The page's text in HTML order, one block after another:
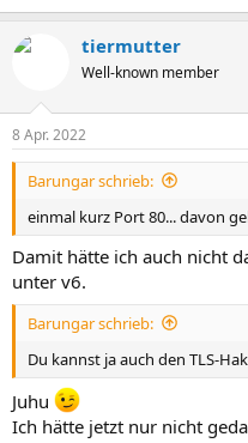
tiermutter
Well-known member
8 Apr. 2022
Barungar schrieb:
einmal kurz Port 80... davon
Damit hätte ich auch nicht
unter v6.
Barungar schrieb:
Du kannst ja auch den TLS-
Juhu
Ich hätte jetzt nur nicht